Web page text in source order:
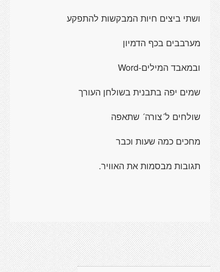
ושתי ביצים חיות המבקשות להתפקע
מערבבים בכף הדמיון
ובמאבד המילים-Word
שמים יפה בתבנית בשולחן העורך
שולחים ל´צורה´ שתאפה
מחכים כמה שעות וכבר
תגובות מבסמות את האוויר.